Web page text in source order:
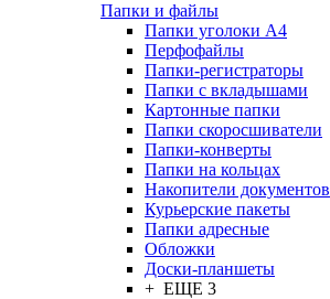
Папки и файлы
Папки уголоки А4
Перфофайлы
Папки-регистраторы
Папки с вкладышами
Картонные папки
Папки скоросшиватели
Папки-конверты
Папки на кольцах
Накопители документов
Курьерские пакеты
Папки адресные
Обложки
Доски-планшеты
+ ЕЩЕ 3